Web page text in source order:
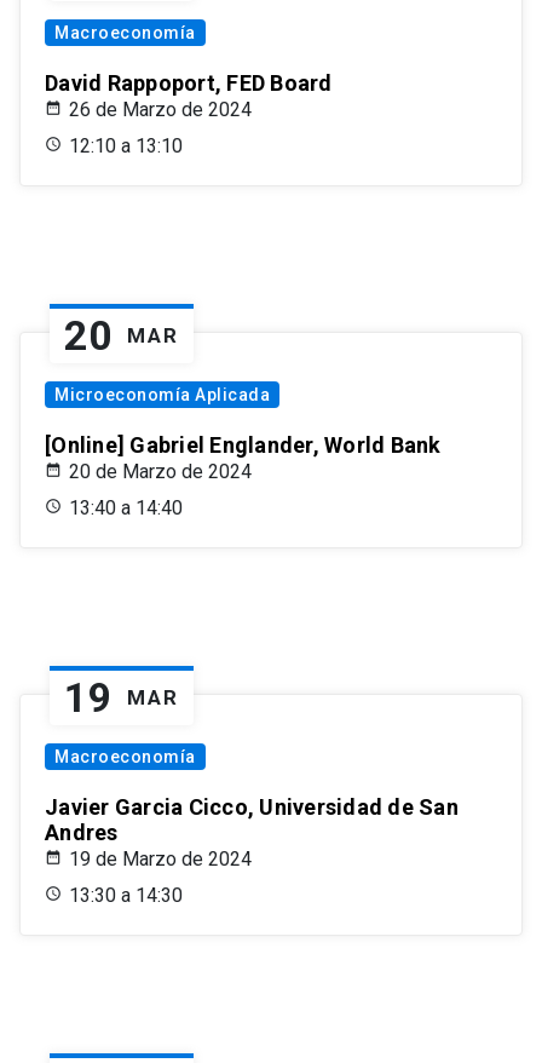
Macroeconomía
David Rappoport, FED Board
26 de Marzo de 2024
12:10 a 13:10
20 MAR
Microeconomía Aplicada
[Online] Gabriel Englander, World Bank
20 de Marzo de 2024
13:40 a 14:40
19 MAR
Macroeconomía
Javier Garcia Cicco, Universidad de San
Andres
19 de Marzo de 2024
13:30 a 14:30